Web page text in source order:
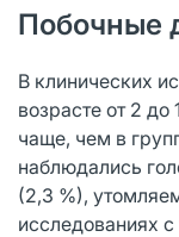
Побочные
В клинических
возрасте от 2
чаще, чем в
наблюдались
(2,3 %),
исследованиях